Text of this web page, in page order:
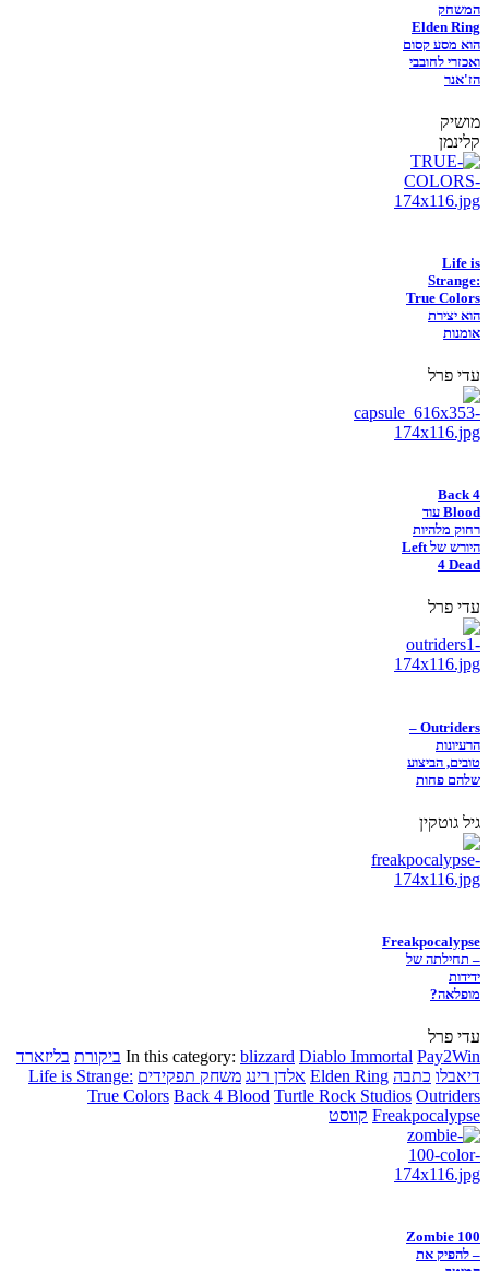
המשחק
Elden Ring
הוא מסע קסום
ואכזרי לחובבי
הז'אנר
מושיק
קלינמן
Life is
Strange:
True Colors
הוא יצירת
אומנות
עדי פרל
Back 4
Blood עוד
רחוק מלהיות
היורש של Left
4 Dead
עדי פרל
Outriders –
הרעיונות
טובים, הביצוע
שלהם פחות
גיל גוטקין
Freakpocalypse
– תחילתה של
ידידות
מופלאה?
עדי פרל
In this category: blizzard Diablo Immortal Pay2Win ביקורת בליזארד
דיאבלו כתבה Elden Ring אלדן רינג משחק תפקידים Life is Strange:
True Colors Back 4 Blood Turtle Rock Studios Outriders
Freakpocalypse קווסט
Zombie 100
– להפיק את